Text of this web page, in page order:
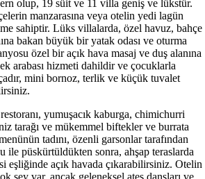
olup, 19 süit ve 11 villa geniş ve lükstür.
manzarasına veya otelin yedi lagün
sahiptir. Lüks villalarda, özel havuz, bahçe
bakan büyük bir yatak odası ve oturma
özel bir açık hava masaj ve duş alanına
arabası hizmeti dahildir ve çocuklarla
mini bornoz, terlik ve küçük tuvalet
yumuşacık kaburga, chimichurri
tarağı ve mükemmel biftekler ve burrata
tadını, özenli garsonlar tarafından
ile püskürtüldükten sonra, ahşap teraslarda
eşliğinde açık havada çıkarabilirsiniz. Otelin
şey var, ancak geleneksel ateş dansları ve